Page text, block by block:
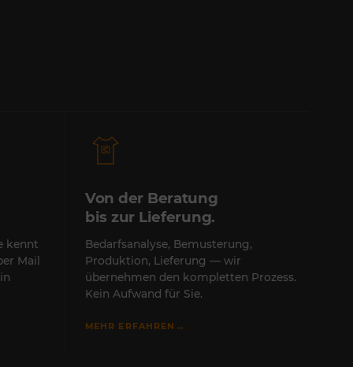
kennt
Mail
Von der Beratung
bis zur Lieferung.
Bedarfsanalyse, Bemusterung,
Produktion, Lieferung — wir
übernehmen den kompletten Prozess.
Kein Aufwand für Sie.
MEHR ERFAHREN →